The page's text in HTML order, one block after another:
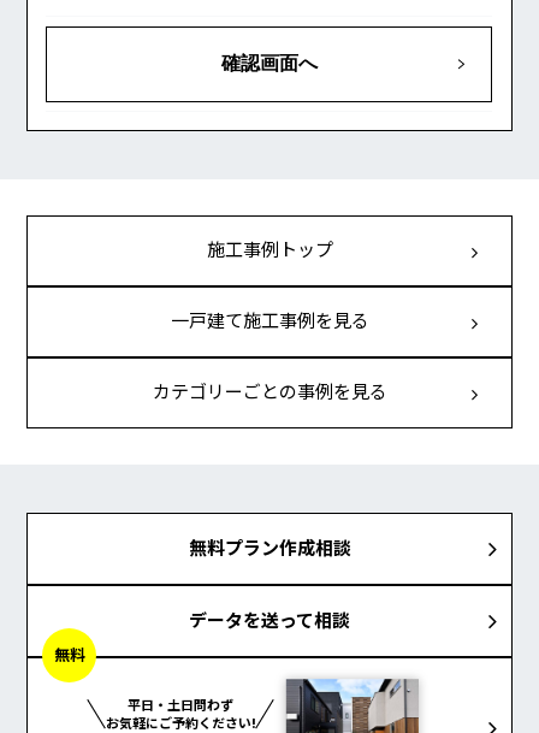
施工事例トップ
一戸建て施工事例を見る
カテゴリーごとの事例を見る
無料プラン作成相談
データを送って相談
平日・土日問わず
お気軽にご予約ください!
無料